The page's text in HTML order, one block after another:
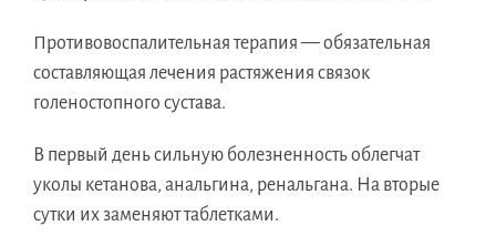
Противовоспалительная терапия — обязательная
составляющая лечения растяжения связок
голеностопного сустава.
В первый день сильную болезненность облегчат
уколы кетанова, анальгина, ренальгана. На вторые
сутки их заменяют таблетками.